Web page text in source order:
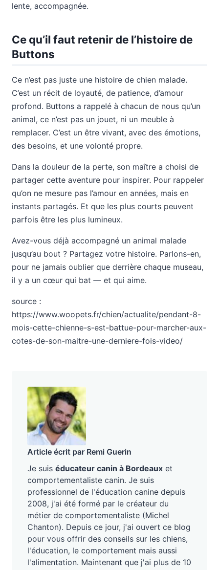
lente, accompagnée.
Ce qu’il faut retenir de l’histoire de
Buttons
Ce n’est pas juste une histoire de chien malade.
C’est un récit de loyauté, de patience, d’amour
profond. Buttons a rappelé à chacun de nous qu’un
animal, ce n’est pas un jouet, ni un meuble à
remplacer. C’est un être vivant, avec des émotions,
des besoins, et une volonté propre.
Dans la douleur de la perte, son maître a choisi de
partager cette aventure pour inspirer. Pour rappeler
qu’on ne mesure pas l’amour en années, mais en
instants partagés. Et que les plus courts peuvent
parfois être les plus lumineux.
Avez-vous déjà accompagné un animal malade
jusqu’au bout ? Partagez votre histoire. Parlons-en,
pour ne jamais oublier que derrière chaque museau,
il y a un cœur qui bat — et qui aime.
source :
https://www.woopets.fr/chien/actualite/pendant-8-
mois-cette-chienne-s-est-battue-pour-marcher-aux-
cotes-de-son-maitre-une-derniere-fois-video/
Article écrit par Remi Guerin
Je suis éducateur canin à Bordeaux et
comportementaliste canin. Je suis
professionnel de l'éducation canine depuis
2008, j'ai été formé par le créateur du
métier de comportementaliste (Michel
Chanton). Depuis ce jour, j'ai ouvert ce blog
pour vous offrir des conseils sur les chiens,
l'éducation, le comportement mais aussi
l'alimentation. Maintenant que j'ai plus de 10